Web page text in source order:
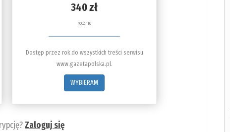
340 zł
rocznie
Dostęp przez rok do wszystkich treści serwisu
www.gazetapolska.pl.
WYBIERAM
Zaloguj się